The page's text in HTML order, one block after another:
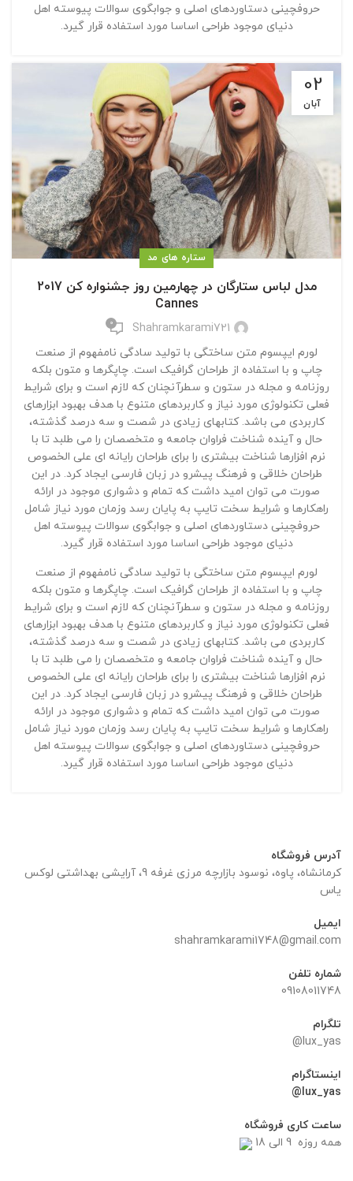
حروفچینی دستاوردهای اصلی و جوابگوی سوالات پیوسته اهل
دنیای موجود طراحی اساسا مورد استفاده قرار گیرد.
02
آبان
ستاره های مد
مدل لباس ستارگان در چهارمین روز جشنواره کن 2017
Cannes
Shahramkarami721
0
لورم ایپسوم متن ساختگی با تولید سادگی نامفهوم از صنعت
چاپ و با استفاده از طراحان گرافیک است. چاپگرها و متون بلکه
روزنامه و مجله در ستون و سطرآنچنان که لازم است و برای شرایط
فعلی تکنولوژی مورد نیاز و کاربردهای متنوع با هدف بهبود ابزارهای
کاربردی می باشد. کتابهای زیادی در شصت و سه درصد گذشته،
حال و آینده شناخت فراوان جامعه و متخصصان را می طلبد تا با
نرم افزارها شناخت بیشتری را برای طراحان رایانه ای علی الخصوص
طراحان خلاقی و فرهنگ پیشرو در زبان فارسی ایجاد کرد. در این
صورت می توان امید داشت که تمام و دشواری موجود در ارائه
راهکارها و شرایط سخت تایپ به پایان رسد وزمان مورد نیاز شامل
حروفچینی دستاوردهای اصلی و جوابگوی سوالات پیوسته اهل
دنیای موجود طراحی اساسا مورد استفاده قرار گیرد.
لورم ایپسوم متن ساختگی با تولید سادگی نامفهوم از صنعت
چاپ و با استفاده از طراحان گرافیک است. چاپگرها و متون بلکه
روزنامه و مجله در ستون و سطرآنچنان که لازم است و برای شرایط
فعلی تکنولوژی مورد نیاز و کاربردهای متنوع با هدف بهبود ابزارهای
کاربردی می باشد. کتابهای زیادی در شصت و سه درصد گذشته،
حال و آینده شناخت فراوان جامعه و متخصصان را می طلبد تا با
نرم افزارها شناخت بیشتری را برای طراحان رایانه ای علی الخصوص
طراحان خلاقی و فرهنگ پیشرو در زبان فارسی ایجاد کرد. در این
صورت می توان امید داشت که تمام و دشواری موجود در ارائه
راهکارها و شرایط سخت تایپ به پایان رسد وزمان مورد نیاز شامل
حروفچینی دستاوردهای اصلی و جوابگوی سوالات پیوسته اهل
دنیای موجود طراحی اساسا مورد استفاده قرار گیرد.
آدرس فروشگاه
کرمانشاه، پاوه، نوسود بازارچه مرزی غرفه 9، آرایشی بهداشتی لوکس
یاس
ایمیل
shahramkarami1748@gmail.com
شماره تلفن
09108011748
تلگرام
lux_yas@
اینستاگرام
lux_yas@
ساعت کاری فروشگاه
همه روزه 9 الی 18